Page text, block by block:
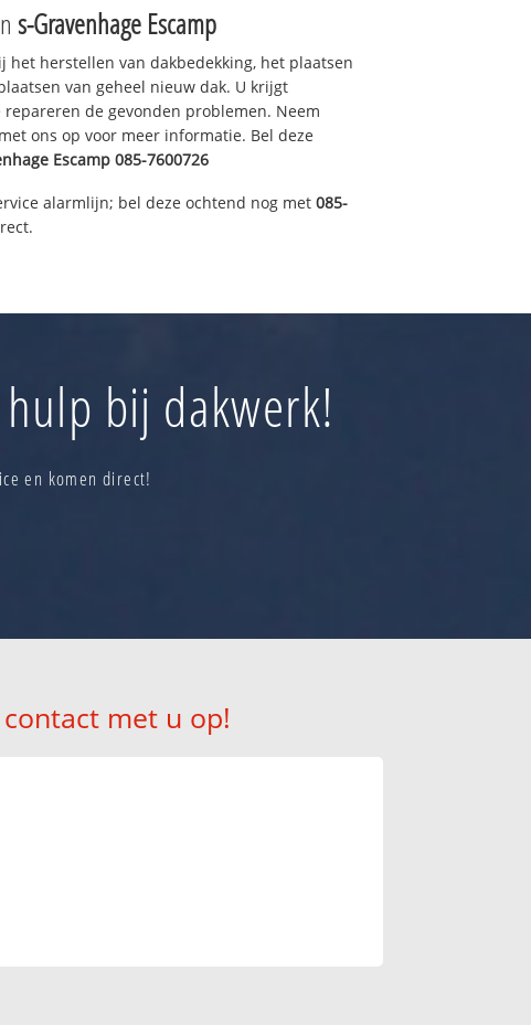
s-Gravenhage Escamp
het herstellen van dakbedekking, het plaatsen
van geheel nieuw dak. U krijgt
de gevonden problemen. Neem
ons op voor meer informatie. Bel deze
Escamp 085-7600726
alarmlijn; bel deze ochtend nog met 085-
hulp bij dakwerk!
en komen direct!
met u op!